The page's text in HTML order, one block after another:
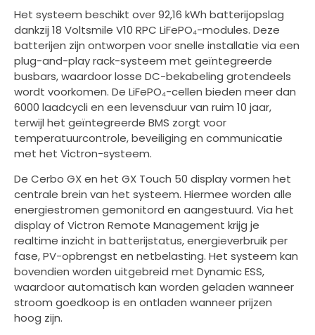
Het systeem beschikt over 92,16 kWh batterijopslag
dankzij 18 Voltsmile V10 RPC LiFePO₄-modules. Deze
batterijen zijn ontworpen voor snelle installatie via een
plug-and-play rack-systeem met geïntegreerde
busbars, waardoor losse DC-bekabeling grotendeels
wordt voorkomen. De LiFePO₄-cellen bieden meer dan
6000 laadcycli en een levensduur van ruim 10 jaar,
terwijl het geïntegreerde BMS zorgt voor
temperatuurcontrole, beveiliging en communicatie
met het Victron-systeem.
De Cerbo GX en het GX Touch 50 display vormen het
centrale brein van het systeem. Hiermee worden alle
energiestromen gemonitord en aangestuurd. Via het
display of Victron Remote Management krijg je
realtime inzicht in batterijstatus, energieverbruik per
fase, PV-opbrengst en netbelasting. Het systeem kan
bovendien worden uitgebreid met Dynamic ESS,
waardoor automatisch kan worden geladen wanneer
stroom goedkoop is en ontladen wanneer prijzen
hoog zijn.